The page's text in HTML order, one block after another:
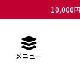
10,000
メニュー